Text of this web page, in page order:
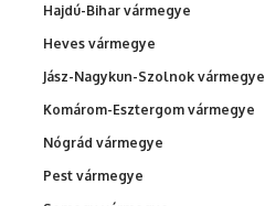
Hajdú-Bihar vármegye
Heves vármegye
Jász-Nagykun-Szolnok vármegye
Komárom-Esztergom vármegye
Nógrád vármegye
Pest vármegye